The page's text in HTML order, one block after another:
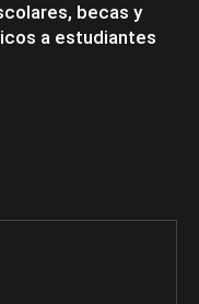
becas y
a estudiantes